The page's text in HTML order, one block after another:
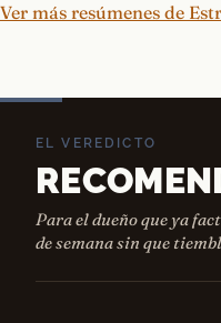
Ver más resúmenes de
EL VEREDICTO
Para el dueño que ya
de semana sin que